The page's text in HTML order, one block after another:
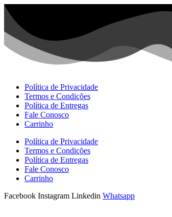
Ir
para
conteúdo
Política de Privacidade
Termos e Condições
Política de Entregas
Fale Conosco
Carrinho
Política de Privacidade
Termos e Condições
Política de Entregas
Fale Conosco
Carrinho
Facebook Instagram Linkedin Whatsapp